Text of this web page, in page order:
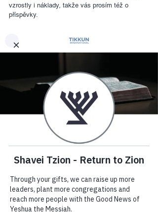
vzrostly i náklady, takže vás prosím též o
příspěvky.